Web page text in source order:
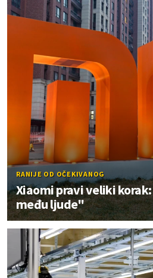
RANIJE OD OČEKIVANOG
Xiaomi pravi veliki
među ljude"